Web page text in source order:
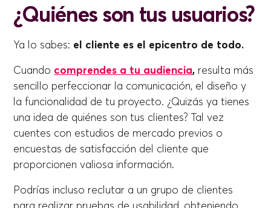
¿Quiénes son tus usuarios?
Ya lo sabes: el cliente es el epicentro de todo.
Cuando comprendes a tu audiencia, resulta más
sencillo perfeccionar la comunicación, el diseño y
la funcionalidad de tu proyecto. ¿Quizás ya tienes
una idea de quiénes son tus clientes? Tal vez
cuentes con estudios de mercado previos o
encuestas de satisfacción del cliente que
proporcionen valiosa información.
Podrías incluso reclutar a un grupo de clientes
para realizar pruebas de usabilidad, obteniendo